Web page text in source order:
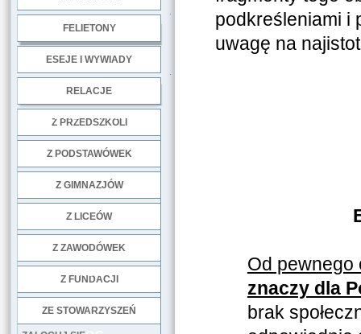
FELIETONY
ESEJE I WYWIADY
RELACJE
Z PRZEDSZKOLI
Z PODSTAWÓWEK
Z GIMNAZJÓW
Z LICEÓW
Z ZAWODÓWEK
Z FUNDACJI
ZE STOWARZYSZEŃ
podkreśleniami i
uwagę na
Od
znaczy dla
brak